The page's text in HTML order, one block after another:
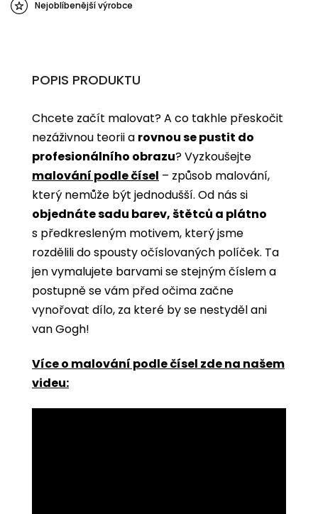
Nejoblíbenější výrobce
POPIS PRODUKTU
Chcete začít malovat? A co takhle přeskočit
nezáživnou teorii a rovnou se pustit do
profesionálního obrazu? Vyzkoušejte
malování podle čísel ­­– způsob malování,
který nemůže být jednodušší. Od nás si
objednáte sadu barev, štětců a plátno
s předkresleným motivem, který jsme
rozdělili do spousty očíslovaných políček. Ta
jen vymalujete barvami se stejným číslem a
postupně se vám před očima začne
vynořovat dílo, za které by se nestyděl ani
van Gogh!
Více o malování podle čísel zde na našem
videu: